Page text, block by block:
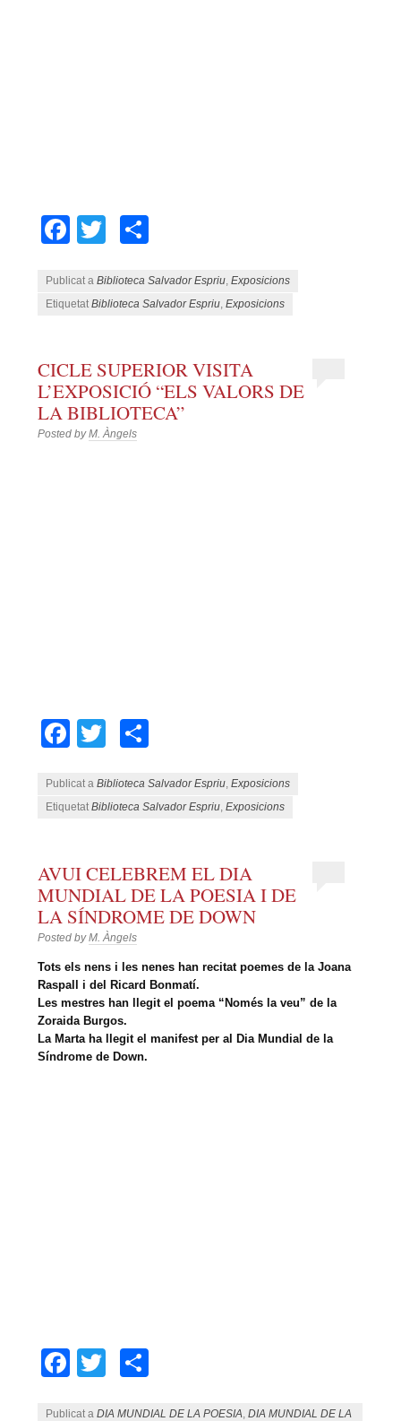
Facebook
Twitter
Publicat aBiblioteca Salvador Espriu,Exposicions
EtiquetatBiblioteca Salvador Espriu,Exposicions
CICLE SUPERIOR VISITA
L’EXPOSICIÓ “ELS VALORS DE
LA BIBLIOTECA”
Posted byM. Àngels
Facebook
Twitter
Publicat aBiblioteca Salvador Espriu,Exposicions
EtiquetatBiblioteca Salvador Espriu,Exposicions
AVUI CELEBREM EL DIA
MUNDIAL DE LA POESIA I DE
LA SÍNDROME DE DOWN
Posted byM. Àngels
Tots els nens i les nenes han recitat poemes de la Joana
Raspall i del Ricard Bonmatí.
Les mestres han llegit el poema “Només la veu” de la
Zoraida Burgos.
La Marta ha llegit el manifest per al Dia Mundial de la
Síndrome de Down.
Facebook
Twitter
Publicat aDIA MUNDIAL DE LA POESIA ,DIA MUNDIAL DE LA